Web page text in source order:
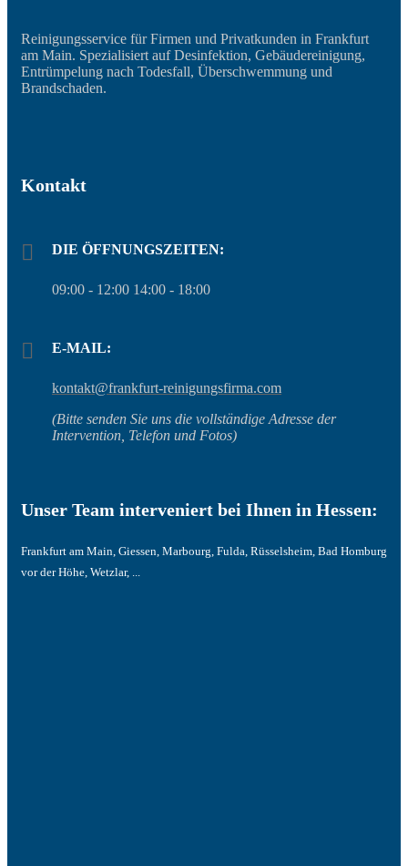
Reinigungsservice für Firmen und Privatkunden in Frankfurt
am Main. Spezialisiert auf Desinfektion, Gebäudereinigung,
Entrümpelung nach Todesfall, Überschwemmung und
Brandschaden.
Kontakt
DIE ÖFFNUNGSZEITEN:
09:00 - 12:00 14:00 - 18:00
E-MAIL:
kontakt@frankfurt-reinigungsfirma.com
(Bitte senden Sie uns die vollständige Adresse der
Intervention, Telefon und Fotos)
Unser Team interveniert bei Ihnen in Hessen:
Frankfurt am Main, Giessen, Marbourg, Fulda, Rüsselsheim, Bad Homburg
vor der Höhe, Wetzlar, ...